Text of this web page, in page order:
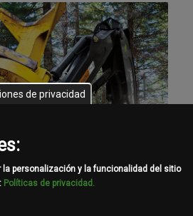
de privacidad
personalización y la funcionalidad del sitio
Políticas de privacidad.